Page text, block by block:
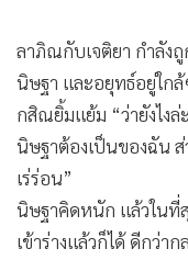
ลาภิณกับเจติยา กำลั
นิษฐา และอยุทธ์อยู่ใกล้
กสิณยิ้มแย้ม “ว่ายังไงล่
นิษฐาต้องเป็นของฉัน
เร่ร่อน”
นิษฐาคิดหนัก แล้วในที่
เข้าร่างแล้วก็ได้ ดีกว่